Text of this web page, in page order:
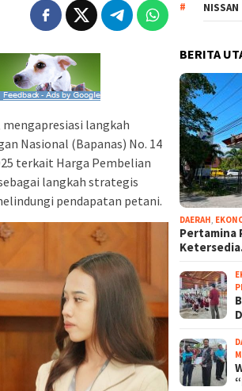
mengapresiasi langkah
Nasional (Bapanas) No. 14
terkait Harga Pembelian
langkah strategis
pendapatan petani.
NISSAN
BERITA
DAERAH,
Pertamina